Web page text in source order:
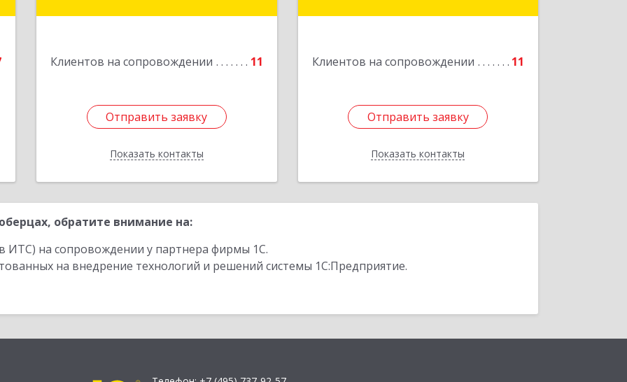
Клиентов на сопровождении 11
Отправить заявку
Показать контакты
Отправить заявку
Назад
Клиентов на сопровождении 11
Отправить заявку
Показать контакты
Отправить заявку
Назад
обратите внимание на:
ИТС) на сопровождении у партнера фирмы 1С.
на внедрение технологий и решений системы 1С:Предприятие.